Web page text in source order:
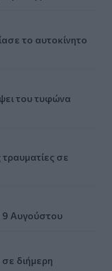
το αυτοκίνητο
του τυφώνα
σε
9 Αυγούστου
σε διήμερη